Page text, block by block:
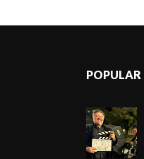
POPULAR